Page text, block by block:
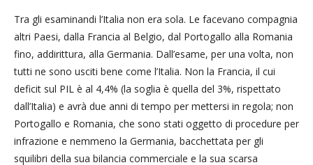
Tra gli esaminandi l’Italia non era sola. Le facevano compagnia
altri Paesi, dalla Francia al Belgio, dal Portogallo alla Romania
fino, addirittura, alla Germania. Dall’esame, per una volta, non
tutti ne sono usciti bene come l’Italia. Non la Francia, il cui
deficit sul PIL è al 4,4% (la soglia è quella del 3%, rispettato
dall’Italia) e avrà due anni di tempo per mettersi in regola; non
Portogallo e Romania, che sono stati oggetto di procedure per
infrazione e nemmeno la Germania, bacchettata per gli
squilibri della sua bilancia commerciale e la sua scarsa